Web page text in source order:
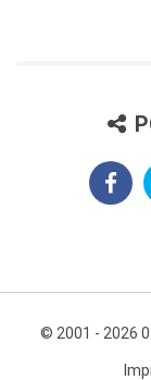
© 2001 - 2026